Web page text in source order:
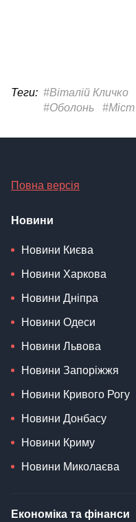
Теги: #Віталій Кличко
#Оболонь
#Міст
Повна версія
Новини
Новини Києва
Новини Харкова
Новини Дніпра
Новини Одеси
Новини Львова
Новини Запоріжжя
Новини Кривого Рогу
Новини Донбасу
Новини Криму
Новини Миколаєва
Економіка та фінанси